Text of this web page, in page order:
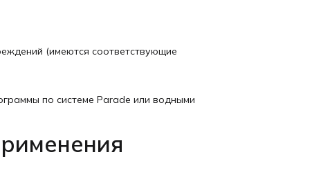
рассчитывается следующее время:
образование тонкой плёнки от прилипания пыли - 1 ч,
Расход 12-14 м2/л по заранее подготовленному полотну: все
зависит от типа поверхности, ее шероховатости,
5 °C до 35 °C, она должна быть плотно закрыта. Гарантийный
срок эксплуатации краски – 3 года. Транспортируется она при
(имеются соответствующие
по системе Parade или водными